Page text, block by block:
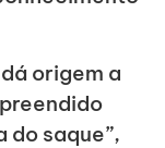
origem a
do saque”,